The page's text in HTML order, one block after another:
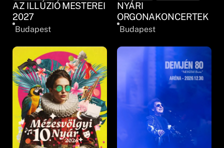
AZ ILLÚZIÓ MESTEREI
2027
Budapest
NYÁRI
ORGONAKONCERTEK
Budapest